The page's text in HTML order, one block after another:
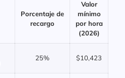
Porcentaje de
recargo
Valor
mínimo
por hora
(2026)
25% $10,423